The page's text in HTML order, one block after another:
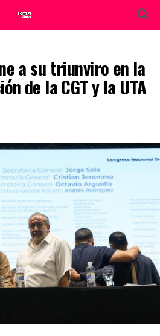
a su triunviro en la
de la CGT y la UTA